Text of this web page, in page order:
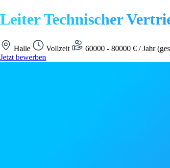
Leiter Technischer
Halle Vollzeit 60000 - 80000 € / Jahr
Jetzt bewerben